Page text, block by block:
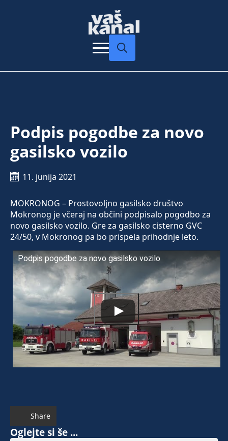
Podpis pogodbe za novo
gasilsko vozilo
11. junija 2021
MOKRONOG – Prostovoljno gasilsko društvo
Mokronog je včeraj na občini podpisalo pogodbo za
novo gasilsko vozilo. Gre za gasilsko cisterno GVC
24/50, v Mokronog pa bo prispela prihodnje leto.
Podpis pogodbe za novo gasilsko vozilo
Share
Oglejte si še ...